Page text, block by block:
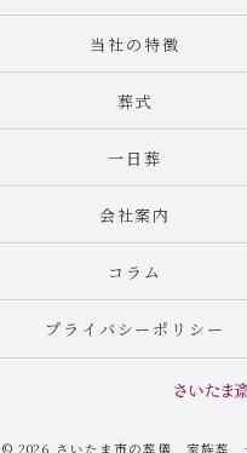
当社の特徴
葬式
一日葬
会社案内
コラム
プライバシーポリシー
© 2026 さいたま市の葬儀 家族葬